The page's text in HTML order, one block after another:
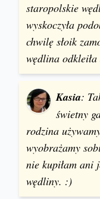
staropolskie
wyskoczyła
chwilę słoik
wędlina
Kasia:
świetny
rodzina
wyobrażamy
nie kupiłam ani
wędliny. :)